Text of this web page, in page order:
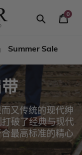
Summer Sale
0
你
又传统的现代绅
破了经典与现代
最高标准的精心